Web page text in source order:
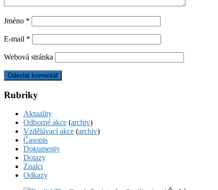
Jméno *
E-mail *
Webová stránka
Rubriky
Aktuality
Odborné akce (archiv)
Vzdělávací akce (archiv)
Časopis
Dokumenty
Dotazy
Znalci
Odkazy